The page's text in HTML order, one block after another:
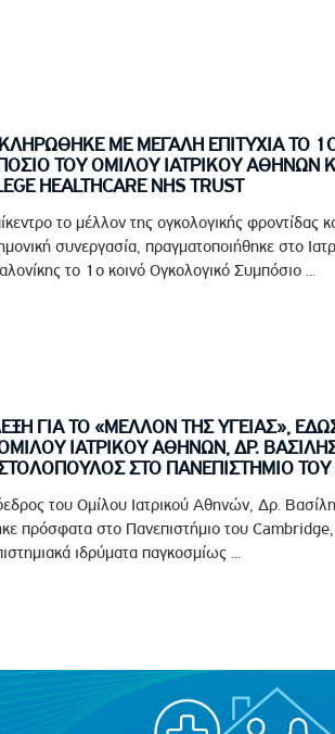
ΜΕ ΜΕΓΑΛΗ ΕΠΙΤΥΧΙΑ ΤΟ
ΤΟΥ ΟΜΙΛΟΥ ΙΑΤΡΙΚΟΥ ΑΘΗΝΩΝ
HEALTHCARE NHS TRUST
το μέλλον της ογκολογικής φροντίδας
συνεργασία, πραγματοποιήθηκε στο
το 1ο κοινό Ογκολογικό Συμπόσιο ...
ΓΙΑ ΤΟ «ΜΕΛΛΟΝ ΤΗΣ ΥΓΕΙΑΣ»,
ΙΑΤΡΙΚΟΥ ΑΘΗΝΩΝ, ΔΡ.
ΣΤΟ ΠΑΝΕΠΙΣΤΗΜΙΟ ΤΟΥ
του Ομίλου Ιατρικού Αθηνών, Δρ.
πρόσφατα στο Πανεπιστήμιο του
ιδρύματα παγκοσμίως ...